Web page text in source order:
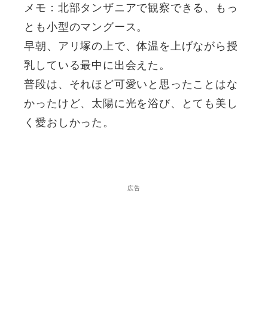
メモ：北部タンザニアで観察できる、もっ
とも小型のマングース。
早朝、アリ塚の上で、体温を上げながら授
乳している最中に出会えた。
普段は、それほど可愛いと思ったことはな
かったけど、太陽に光を浴び、とても美し
く愛おしかった。
広告